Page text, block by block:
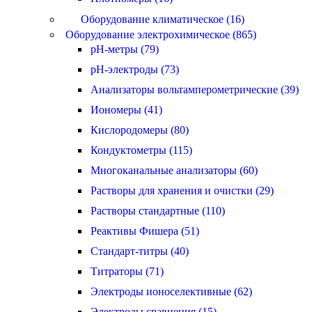
Оборудование климатическое (16)
Оборудование электрохимическое (865)
pH-метры (79)
pH-электроды (73)
Анализаторы вольтамперометрические (39)
Иономеры (41)
Кислородомеры (80)
Кондуктометры (115)
Многоканальные анализаторы (60)
Растворы для хранения и очистки (29)
Растворы стандартные (110)
Реактивы Фишера (51)
Стандарт-титры (40)
Титраторы (71)
Электроды ионоселективные (62)